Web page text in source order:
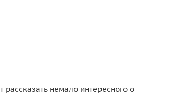
немало интересного о